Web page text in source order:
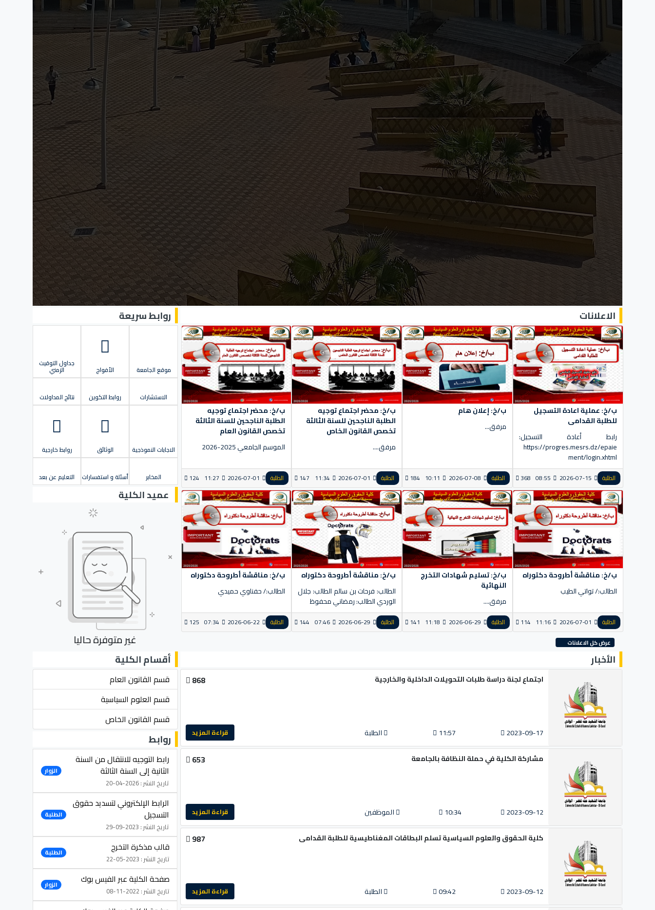
الاعلانات
ب/خ: عملية اعادة التسجيل
للطلبة القدامى
رابط أعادة التسجيل:
https://progres.mesrs.dz/epaie
ment/login.xhtml
الطلبة 2026-07-15
08:55
368
ب/خ: إعلان هام
مرفق...
الطلبة 2026-07-08
10:11
184
ب/خ: محضر اجتماع توجيه
الطلبة الناجحين للسنة الثالثة
تخصص القانون الخاص
مرفق....
الطلبة 2026-07-01
11:34
147
ب/خ: محضر اجتماع توجيه
الطلبة الناجحين للسنة الثالثة
تخصص القانون العام
الموسم الجامعي 2025-2026
الطلبة 2026-07-01
11:27
124
ب/خ: مناقشة أطروحة دكتوراه
الطالب:/ تواتي الطيب
الطلبة 2026-07-01
11:16
114
ب/خ: تسليم شهادات التخرج
النهائية
مرفق....
الطلبة 2026-06-29
11:18
141
ب/خ: مناقشة أطروحة دكتوراه
الطالب: فرحات بن سالم الطالب: جلال
الوردي الطالب: رمضاني محفوظ
الطلبة 2026-06-29
07:46
144
ب/خ: مناقشة أطروحة دكتوراه
الطالب:/ حفناوي حميدي
الطلبة 2026-06-22
07:34
125
عرض كل الاعلانات
الأخبار
اجتماع لجنة دراسة طلبات التحويلات الداخلية والخارجية 868
2023-09-17
11:57 الطلبة قراءة المزيد
مشاركة الكلية في حملة النظافة بالجامعة 653
2023-09-12
10:34 الموظفين قراءة المزيد
كلية الحقوق والعلوم السياسية تسلم البطاقات المغناطيسية للطلبة القدامى 987
2023-09-12
09:42 الطلبة قراءة المزيد
روابط سريعة
موقع الجامعة الأفواج
جداول التوقيت
الزمني
الاستشارات روابط التكوين نتائج المداولات
الاجابات النموذجية الوثائق روابط خارجية
المخابر أسئلة و استفسارات التعليم عن بعد
عميد الكلية
غير متوفرة حاليا
أقسام الكلية
قسم القانون العام
قسم العلوم السياسية
قسم القانون الخاص
روابط
رابط التوجيه للانتقال من السنة
الثانية إلى السنة الثالثة
تاريخ النشر : 2026-04-20
الزوار
الرابط الإلكتروني لتسديد حقوق
التسجيل
تاريخ النشر : 2023-09-29
الطلبة
قالب مذكرة التخرج
تاريخ النشر : 2023-05-22
الطلبة
صفحة الكلية عبر الفيس بوك
تاريخ النشر : 2022-11-08
الزوار